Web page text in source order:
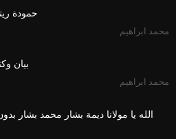
حمودة
محمد ابراهيم
بيان
محمد ابراهيم
الله يا مولانا ديمة بشار محمد بشار